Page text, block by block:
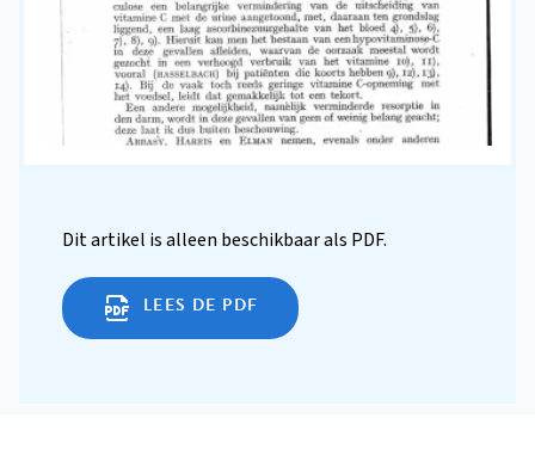
Dit artikel is alleen beschikbaar als PDF.
LEES DE PDF